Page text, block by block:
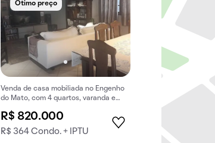
Ótimo preço
Venda de casa mobiliada no Engenho
do Mato, com 4 quartos, varanda e
R$ 820.000
R$ 364 Condo. + IPTU